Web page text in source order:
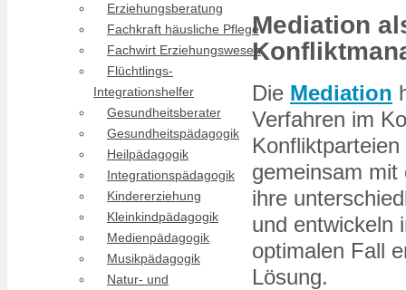
Mediation
Die Mediation
Verfahren im
gemeinsam mit
ihre
und entwickeln
optimalen Fall
Lösung.
Erziehungsberatung
Fachkraft häusliche Pflege
Fachwirt Erziehungswesen
Flüchtlings-
Integrationshelfer
Gesundheitsberater
Gesundheitspädagogik
Heilpädagogik
Integrationspädagogik
Kindererziehung
Kleinkindpädagogik
Medienpädagogik
Musikpädagogik
Natur- und